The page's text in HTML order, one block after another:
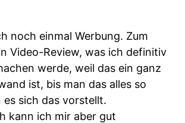
noch einmal Werbung. Zum
Video-Review, was ich definitiv
werde, weil das ein ganz
ist, bis man das alles so
es sich das vorstellt.
kann ich mir aber gut